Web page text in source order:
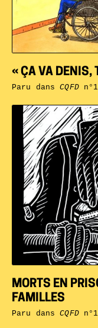
MORTS EN
FAMILLES
Paru dansCQFD
« ÇA VA DENIS,
Paru dansCQFD